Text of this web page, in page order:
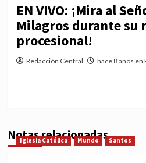
EN VIVO: ¡Mira al
Milagros durante su
procesional!
Redacción Central hace 8 años en
Notas relacionadas
Iglesia Católica Mundo Santos